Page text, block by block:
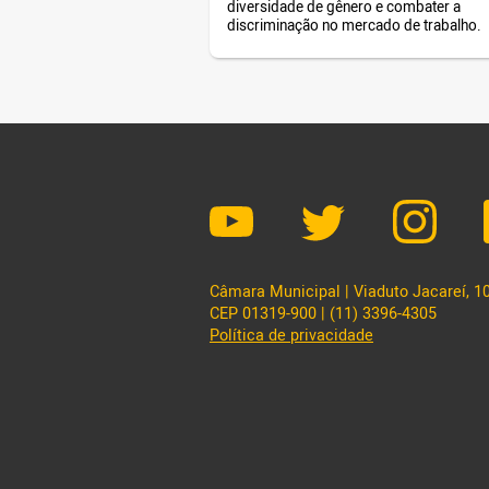
incentivos fiscais da Prefeitura
diversidade de gênero e combater a
discriminação no mercado de trabalho.
Câmara Municipal | Viaduto Jacareí,
CEP 01319-900 | (11) 3396-4305
Política de privacidade